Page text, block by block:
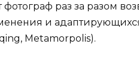
раз за разом
и
Metamorpolis).